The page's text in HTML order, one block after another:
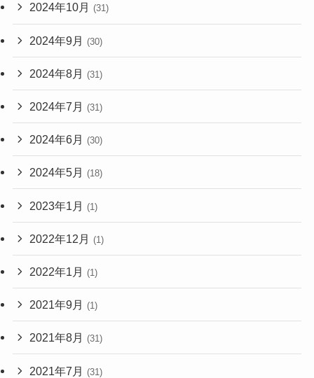
2024年10月 (31)
2024年9月 (30)
2024年8月 (31)
2024年7月 (31)
2024年6月 (30)
2024年5月 (18)
2023年1月 (1)
2022年12月 (1)
2022年1月 (1)
2021年9月 (1)
2021年8月 (31)
2021年7月 (31)